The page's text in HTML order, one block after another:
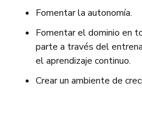
Fomentar la autonomía.
Fomentar el dominio en
parte a través del
el aprendizaje continuo.
Crear un ambiente de